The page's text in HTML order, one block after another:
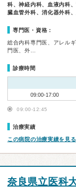
科、神経内科、血液内科
臓血管外科、消化器外科
専門医・資格：
総合内科専門医、アレル
門医、外…
診療時間
09:00-17:00
09:00-12:45
治療実績
この病院の治療実績を見る
奈良県立医科